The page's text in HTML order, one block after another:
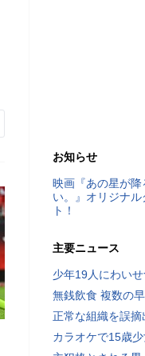
お知らせ
映画『あの星が
い。』オリジナ
ト！
主要ニュース
少年19人にわい
無銭飲食 複数の
正常な組織を誤
カラオケで15歳